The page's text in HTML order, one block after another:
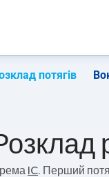
потягів
IC. Перший